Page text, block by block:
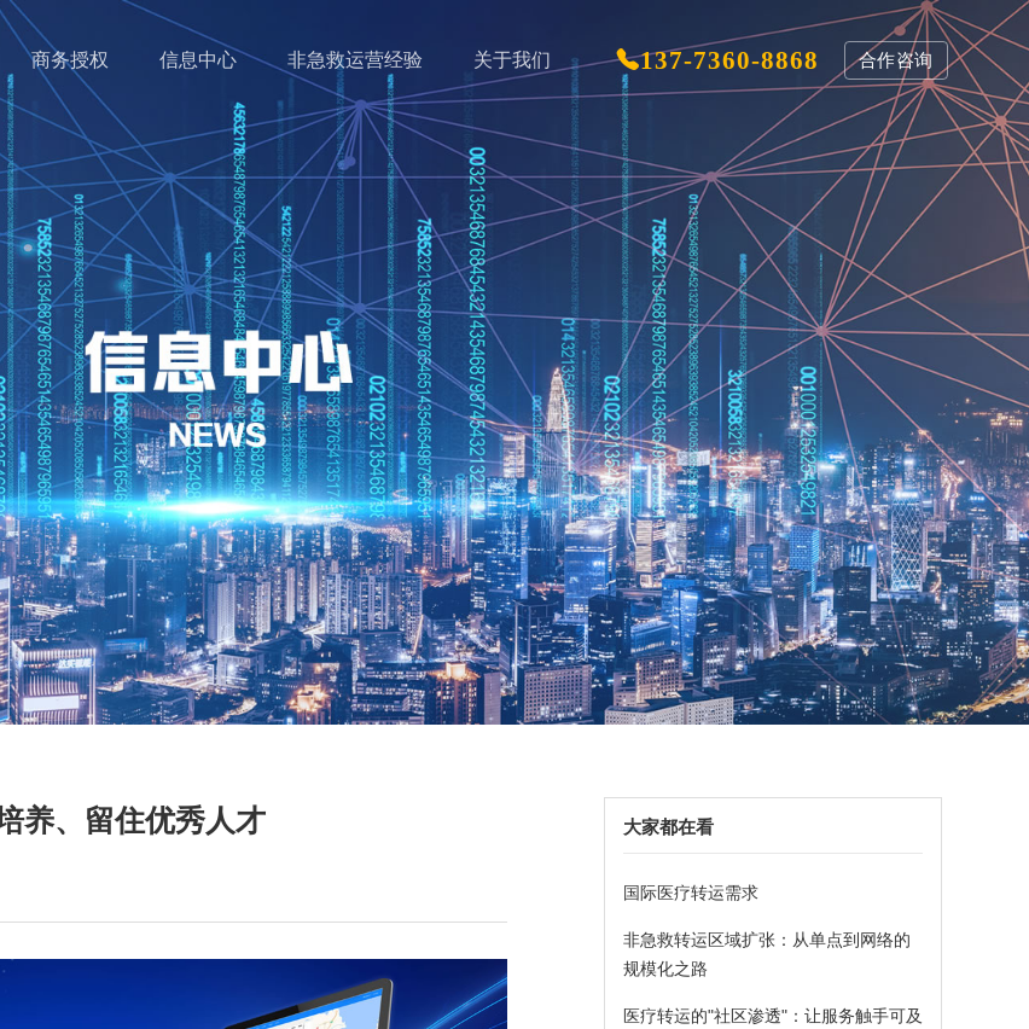
合作咨询
137-7360-8868
商务授权 信息中心 非急救运营经验 关于我们
大家都在看
国际医疗转运需求
非急救转运区域扩张：从单点到网络的
规模化之路
医疗转运的"社区渗透"：让服务触手可及
养、留住优秀人才